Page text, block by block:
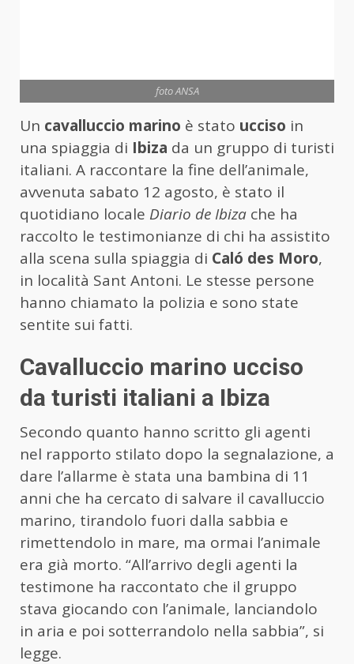
foto ANSA
Un cavalluccio marino è stato ucciso in
una spiaggia di Ibiza da un gruppo di turisti
italiani. A raccontare la fine dell’animale,
avvenuta sabato 12 agosto, è stato il
quotidiano locale Diario de Ibiza che ha
raccolto le testimonianze di chi ha assistito
alla scena sulla spiaggia di Caló des Moro,
in località Sant Antoni. Le stesse persone
hanno chiamato la polizia e sono state
sentite sui fatti.
Cavalluccio marino ucciso
da turisti italiani a Ibiza
Secondo quanto hanno scritto gli agenti
nel rapporto stilato dopo la segnalazione, a
dare l’allarme è stata una bambina di 11
anni che ha cercato di salvare il cavalluccio
marino, tirandolo fuori dalla sabbia e
rimettendolo in mare, ma ormai l’animale
era già morto. “All’arrivo degli agenti la
testimone ha raccontato che il gruppo
stava giocando con l’animale, lanciandolo
in aria e poi sotterrandolo nella sabbia”, si
legge.